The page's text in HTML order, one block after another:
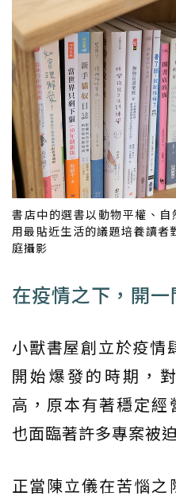
書店中的選書以動物平權、自
用最貼近生活的議題培養讀者
庭攝影
在疫情之下，開
小獸書屋創立於疫情
開始爆發的時期，
高，原本有著穩定經
也面臨著許多專案被
正當陳立儀在苦惱之